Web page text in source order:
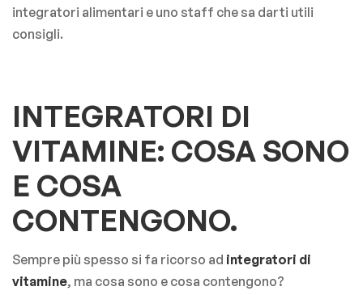
integratori alimentari e uno staff che sa darti utili
consigli.
INTEGRATORI DI
VITAMINE: COSA SONO
E COSA
CONTENGONO.
Sempre più spesso si fa ricorso ad integratori di
vitamine, ma cosa sono e cosa contengono?